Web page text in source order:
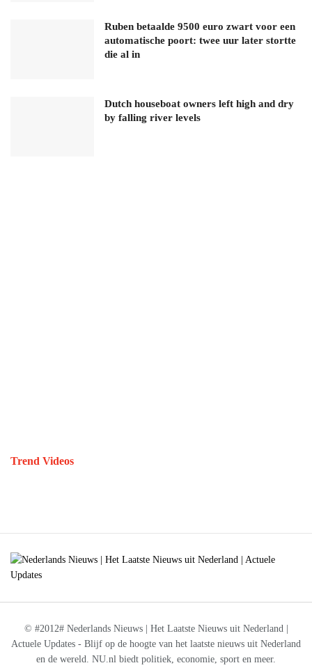
Ruben betaalde 9500 euro zwart voor een
automatische poort: twee uur later stortte
die al in
Dutch houseboat owners left high and dry
by falling river levels
Trend Videos
© #2012# Nederlands Nieuws | Het Laatste Nieuws uit Nederland |
Actuele Updates - Blijf op de hoogte van het laatste nieuws uit Nederland
en de wereld. NU.nl biedt politiek, economie, sport en meer.